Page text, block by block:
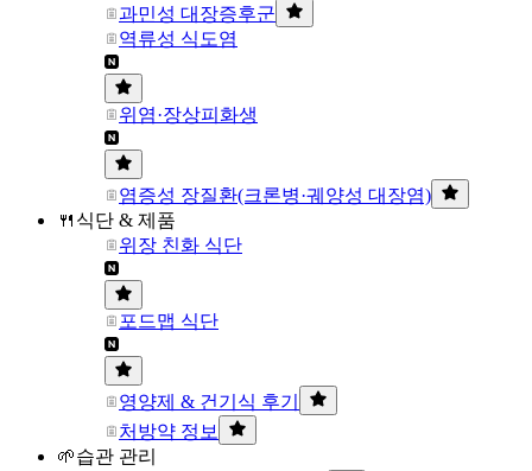
과민성 대장증후군
역류성 식도염
위염·장상피화생
염증성 장질환(크론병·궤양성 대장염)
🍴식단 & 제품
위장 친화 식단
포드맵 식단
영양제 & 건기식 후기
처방약 정보
🌱습관 관리